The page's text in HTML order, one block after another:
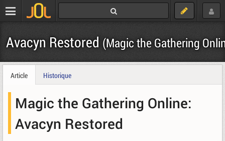
Avacyn Restored (Magic the Gathering
Article Historique
Magic the Gathering Online:
Avacyn Restored